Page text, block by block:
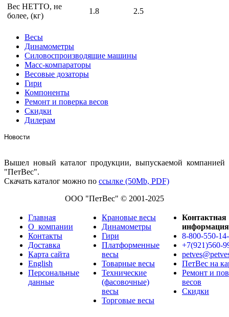
Вес НЕТТО, не
более, (кг)
1.8 2.5
Весы
Динамометры
Силовоспроизводящие машины
Масс-компараторы
Весовые дозаторы
Гири
Компоненты
Ремонт и поверка весов
Скидки
Дилерам
Новости
Вышел новый каталог продукции, выпускаемой компанией
"ПетВес".
Скачать каталог можно по ссылке (50Mb, PDF)
ООО "ПетВес" © 2001-2025
Главная
О_компании
Контакты
Доставка
Карта сайта
English
Персональные
данные
Крановые весы
Динамометры
Гири
Платформенные
весы
Товарные весы
Технические
(фасовочные)
весы
Торговые весы
Контактная
информация
8-800-550-
+7(921)560-
ПетВес на
Ремонт и
весов
Скидки